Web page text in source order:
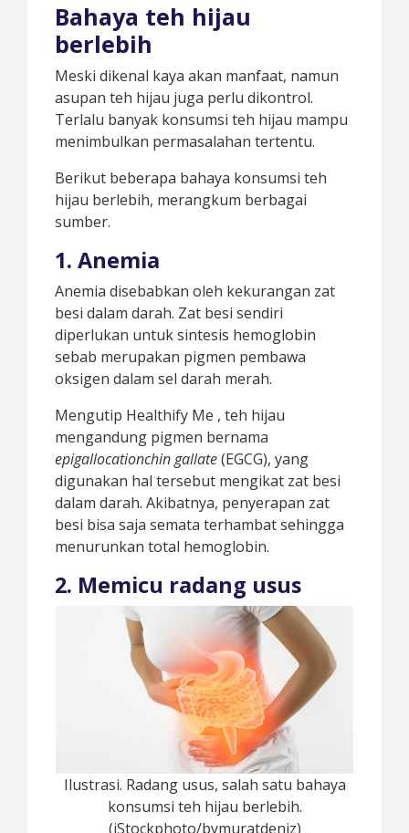
Bahaya teh hijau
berlebih
Meski dikenal kaya akan manfaat, namun
asupan teh hijau juga perlu dikontrol.
Terlalu banyak konsumsi teh hijau mampu
menimbulkan permasalahan tertentu.
Berikut beberapa bahaya konsumsi teh
hijau berlebih, merangkum berbagai
sumber.
1. Anemia
Anemia disebabkan oleh kekurangan zat
besi dalam darah. Zat besi sendiri
diperlukan untuk sintesis hemoglobin
sebab merupakan pigmen pembawa
oksigen dalam sel darah merah.
Mengutip Healthify Me , teh hijau
mengandung pigmen bernama
epigallocationchin gallate(EGCG), yang
digunakan hal tersebut mengikat zat besi
dalam darah. Akibatnya, penyerapan zat
besi bisa saja semata terhambat sehingga
menurunkan total hemoglobin.
2. Memicu radang usus
Ilustrasi. Radang usus, salah satu bahaya
konsumsi teh hijau berlebih.
(iStockphoto/bymuratdeniz)